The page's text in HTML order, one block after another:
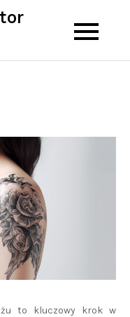
to kluczowy krok w